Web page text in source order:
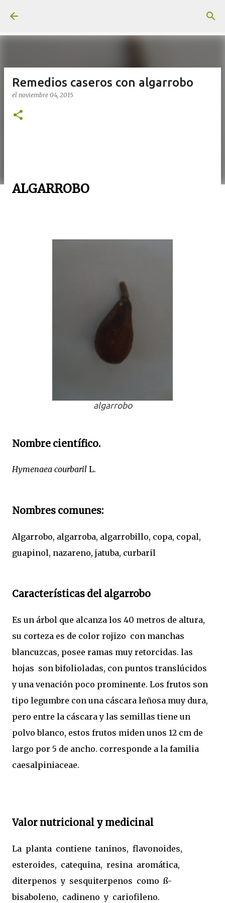
Remedios caseros con algarrobo
el noviembre 04, 2015
ALGARROBO
algarrobo
Nombre científico.
Hymenaea courbaril L.
Nombres comunes:
Algarrobo, algarroba, algarrobillo, copa, copal,
guapinol, nazareno, jatuba, curbaril
Características del algarrobo
Es un árbol que alcanza los 40 metros de altura,
su corteza es de color rojizo con manchas
blancuzcas, posee ramas muy retorcidas. las
hojas son bifolioladas, con puntos translúcidos
y una venación poco prominente. Los frutos son
tipo legumbre con una cáscara leñosa muy dura,
pero entre la cáscara y las semillas tiene un
polvo blanco, estos frutos miden unos 12 cm de
largo por 5 de ancho. corresponde a la familia
caesalpiniaceae.
Valor nutricional y medicinal
La planta contiene taninos, flavonoides,
esteroides, catequina, resina aromática,
diterpenos y sesquiterpenos como ß-
bisaboleno, cadineno y cariofileno.